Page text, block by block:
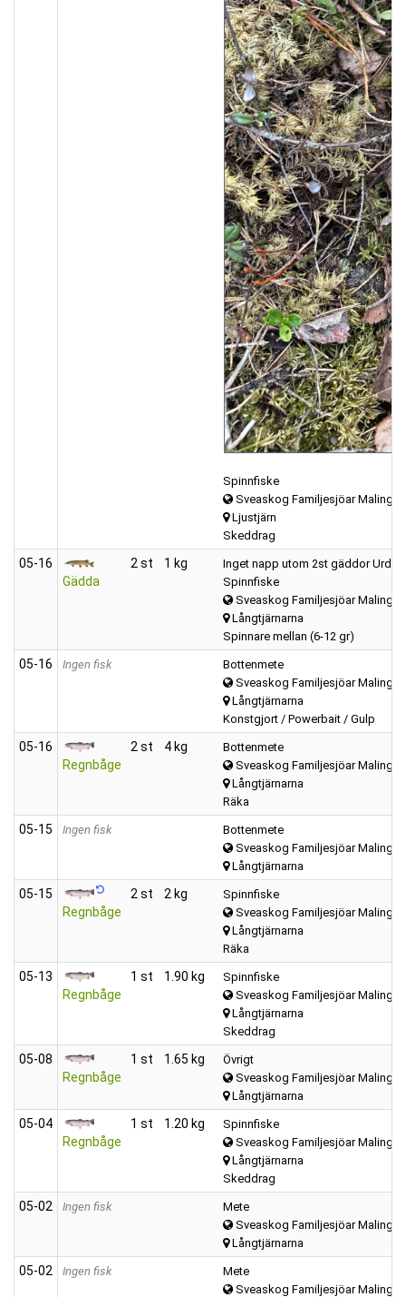
Spinnfiske
Sveaskog Familjesjöar
Ljustjärn
Skeddrag
05‑16
Gädda
2 st 1 kg
Inget napp utom 2st gäddor
Spinnfiske
Sveaskog Familjesjöar
Långtjärnarna
Spinnare mellan (6-12 gr)
05‑16 Ingen fisk
Bottenmete
Sveaskog Familjesjöar
Långtjärnarna
Konstgjort / Powerbait / Gulp
05‑16
Regnbåge
2 st 4 kg
Bottenmete
Sveaskog Familjesjöar
Långtjärnarna
Räka
05‑15 Ingen fisk
Bottenmete
Sveaskog Familjesjöar
Långtjärnarna
05‑15
Regnbåge
2 st 2 kg
Spinnfiske
Sveaskog Familjesjöar
Långtjärnarna
Räka
05‑13
Regnbåge
1 st 1.90 kg
Spinnfiske
Sveaskog Familjesjöar
Långtjärnarna
Skeddrag
05‑08
Regnbåge
1 st 1.65 kg
Övrigt
Sveaskog Familjesjöar
Långtjärnarna
05‑04
Regnbåge
1 st 1.20 kg
Spinnfiske
Sveaskog Familjesjöar
Långtjärnarna
Skeddrag
05‑02 Ingen fisk
Mete
Sveaskog Familjesjöar
Långtjärnarna
05‑02 Ingen fisk
Mete
Sveaskog Familjesjöar